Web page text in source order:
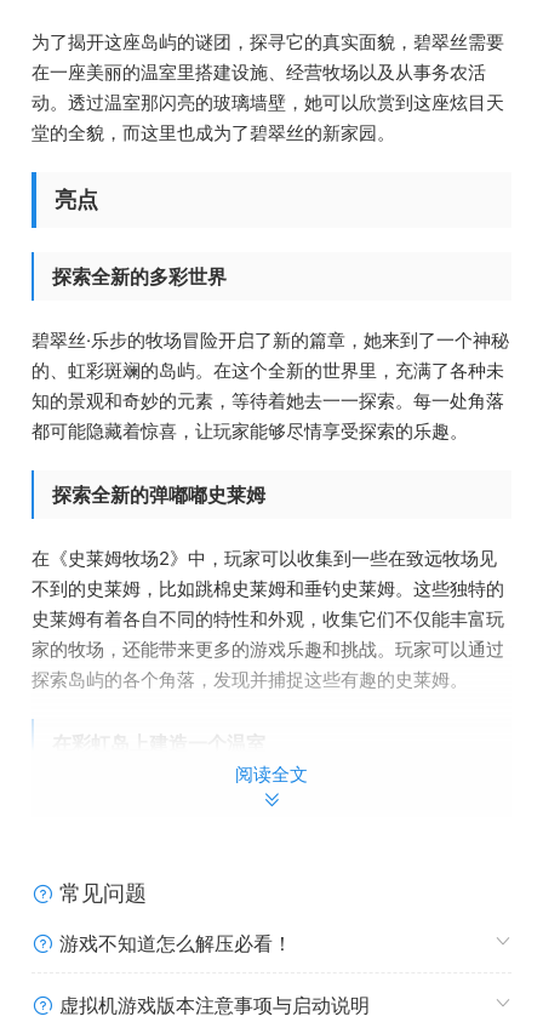
为了揭开这座岛屿的谜团，探寻它的真实面貌，碧翠丝需要
在一座美丽的温室里搭建设施、经营牧场以及从事务农活
动。透过温室那闪亮的玻璃墙壁，她可以欣赏到这座炫目天
堂的全貌，而这里也成为了碧翠丝的新家园。
亮点
探索全新的多彩世界
碧翠丝·乐步的牧场冒险开启了新的篇章，她来到了一个神秘
的、虹彩斑斓的岛屿。在这个全新的世界里，充满了各种未
知的景观和奇妙的元素，等待着她去一一探索。每一处角落
都可能隐藏着惊喜，让玩家能够尽情享受探索的乐趣。
探索全新的弹嘟嘟史莱姆
在《史莱姆牧场2》中，玩家可以收集到一些在致远牧场见
不到的史莱姆，比如跳棉史莱姆和垂钓史莱姆。这些独特的
史莱姆有着各自不同的特性和外观，收集它们不仅能丰富玩
家的牧场，还能带来更多的游戏乐趣和挑战。玩家可以通过
探索岛屿的各个角落，发现并捕捉这些有趣的史莱姆。
在彩虹岛上建造一个温室
在彩虹岛上，玩家可以利用史莱姆结晶赚取新币，再结合收
锁更多的功能和玩法，让自己的牧场变得更加繁荣。同时，
这也需要玩家合理规划资源，制定合适的发展策略。
系统需求
阅读全文
常见问题
游戏不知道怎么解压必看！
虚拟机游戏版本注意事项与启动说明